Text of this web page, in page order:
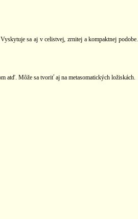
sa aj v celistvej, zrnitej a kompaktnej
atď. Môže sa tvoriť aj na metasomatických ložiskách.